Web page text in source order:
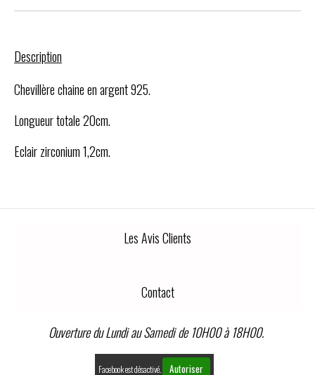
Description
Chevillère chaine en argent 925.
Longueur totale 20cm.
Eclair zirconium 1,2cm.
Les Avis Clients
Contact
Ouverture du Lundi au Samedi de 10H00 à 18H00.
Facebook est désactivé. Autoriser